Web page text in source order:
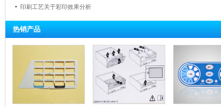
印刷工艺关于彩印效果分析
热销产品